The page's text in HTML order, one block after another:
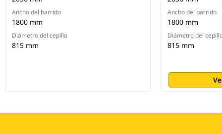
Ancho del barrido
1800 mm
Diámetro del cepillo
815 mm
Ancho del barrido
1800 mm
Diámetro del
815 mm